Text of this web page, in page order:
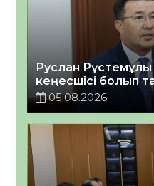
Руслан Рүстемұлы
кеңесшісі болып
05.08.2026